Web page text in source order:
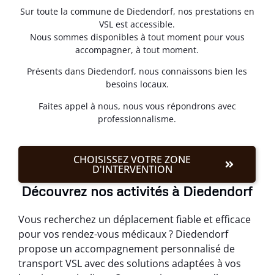
Sur toute la commune de Diedendorf, nos prestations en
VSL est accessible.
Nous sommes disponibles à tout moment pour vous
accompagner, à tout moment.
Présents dans Diedendorf, nous connaissons bien les
besoins locaux.
Faites appel à nous, nous vous répondrons avec
professionnalisme.
CHOISISSEZ VOTRE ZONE
D'INTERVENTION
Découvrez nos activités à Diedendorf
Vous recherchez un déplacement fiable et efficace
pour vos rendez-vous médicaux ? Diedendorf
propose un accompagnement personnalisé de
transport VSL avec des solutions adaptées à vos